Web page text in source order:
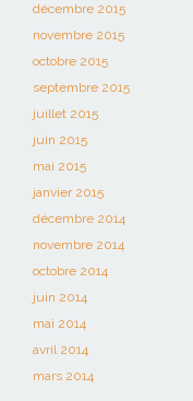
décembre 2015
novembre 2015
octobre 2015
septembre 2015
juillet 2015
juin 2015
mai 2015
janvier 2015
décembre 2014
novembre 2014
octobre 2014
juin 2014
mai 2014
avril 2014
mars 2014